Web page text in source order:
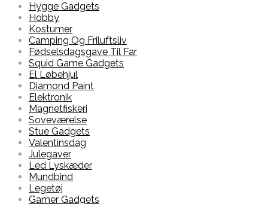
Hygge Gadgets
Hobby
Kostumer
Camping Og Friluftsliv
Fødselsdagsgave Til Far
Squid Game Gadgets
El Løbehjul
Diamond Paint
Elektronik
Magnetfiskeri
Soveværelse
Stue Gadgets
Valentinsdag
Julegaver
Led Lyskæder
Mundbind
Legetøj
Gamer Gadgets